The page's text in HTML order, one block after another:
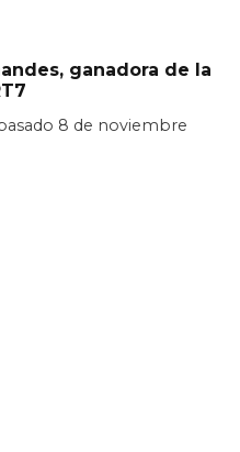
ganadora de la
8 de noviembre